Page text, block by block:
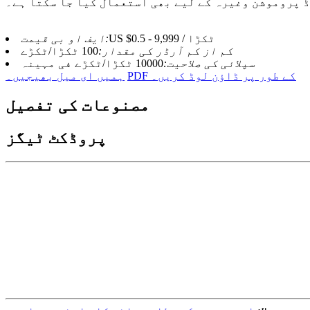
پروموشن وغیرہ کے لیے بھی استعمال کیا جا سکتا ہے۔
ایف او بی قیمت:
US $0.5 - 9,999 / ٹکڑا
کم از کم آرڈر کی مقدار:100 ٹکڑا/ٹکڑے
سپلائی کی صلاحیت:10000 ٹکڑا/ٹکڑے فی مہینہ
ہمیں ای میل بھیجیں۔
PDF کے طور پر ڈاؤن لوڈ کریں۔
مصنوعات کی تفصیل
پروڈکٹ ٹیگز